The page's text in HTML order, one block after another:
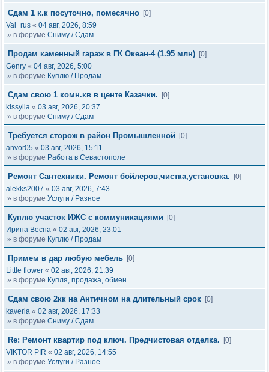
Сдам 1 к.к посуточно, помесячно [0]
Val_rus « 04 авг, 2026, 8:59
» в форуме Сниму / Сдам
Продам каменный гараж в ГК Океан-4 (1.95 млн) [0]
Genry « 04 авг, 2026, 5:00
» в форуме Куплю / Продам
Сдам свою 1 комн.кв в центе Казачки.
[0]
kissylia « 03 авг, 2026, 20:37
» в форуме Сниму / Сдам
Требуется сторож в район Промышленной
[0]
anvor05 « 03 авг, 2026, 15:11
» в форуме Работа в Севастополе
Ремонт Сантехники. Ремонт бойлеров,чистка,установка.
[0]
alekks2007 « 03 авг, 2026, 7:43
» в форуме Услуги / Разное
Куплю участок ИЖС с коммуникациями
[0]
Ирина Весна « 02 авг, 2026, 23:01
» в форуме Куплю / Продам
Примем в дар любую мебель [0]
Little flower « 02 авг, 2026, 21:39
» в форуме Купля, продажа, обмен
Сдам свою 2кк на Античном на длительный срок [0]
kaveria « 02 авг, 2026, 17:33
» в форуме Сниму / Сдам
Re: Ремонт квартир под ключ. Предчистовая отделка.
[0]
VIKTOR PIR « 02 авг, 2026, 14:55
» в форуме Услуги / Разное